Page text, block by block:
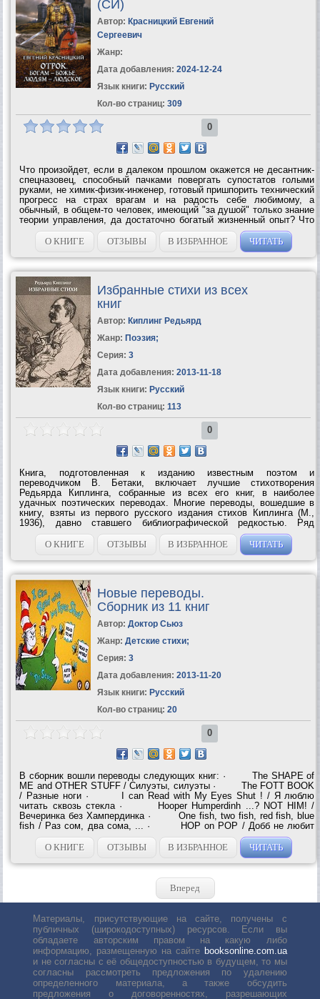
(СИ)
Автор: Красницкий Евгений
Сергеевич
Жанр:
Дата добавления: 2024-12-24
Язык книги: Русский
Кол-во страниц: 309
0
Что произойдет, если в далеком прошлом окажется не десантник-
спецназовец, способный пачками повергать супостатов голыми
руками, не химик-физик-инженер, готовый пришпорить технический
прогресс на страх врагам и на радость себе любимому, а
обычный, в общем-то человек, имеющий "зa душой" только знание
теории управления, да достаточно богатый жизненный опыт? Что
будет, если он окажется в теле не князя, не богатыря, а подростка
О КНИГЕ ОТЗЫВЫ В ИЗБРАННОЕ ЧИТАТЬ
Избранные стихи из всех
книг
Автор: Киплинг Редьярд
Жанр: Поэзия;
Серия: 3
Дата добавления: 2013-11-18
Язык книги: Русский
Кол-во страниц: 113
0
Книга, подготовленная к изданию известным поэтом и
переводчиком В. Бетаки, включает лучшие стихотворения
Редьярда Киплинга, собранные из всех его книг, в наиболее
удачных поэтических переводах. Многие переводы, вошедшие в
книгу, взяты из первого русского издания стихов Киплинга (М.,
1936), давно ставшего библиографической редкостью. Ряд
переводов Г. Бена и В. Бетаки публикуются по парижской книжке
1986 г., также ставшей...
О КНИГЕ ОТЗЫВЫ В ИЗБРАННОЕ ЧИТАТЬ
Новые переводы.
Сборник из 11 книг
Автор: Доктор Сьюз
Жанр: Детские стихи;
Серия: 3
Дата добавления: 2013-11-20
Язык книги: Русский
Кол-во страниц: 20
0
В сборник вошли переводы следующих книг: · The SHAPE of
ME and OTHER STUFF / Силуэты, силуэты · The FOTT BOOK
/ Разные ноги · I can Read with My Eyes Shut ! / Я люблю
читать сквозь стекла · Hooper Humperdinh ...? NOT HIM! /
Вечеринка без Хампердинка · One fish, two fish, red fish, blue
fish / Раз сом, два сома, ... · HOP on POP / Добб не любит
хоп-хоп-хоп · Mr. Brown can MOO! Can you? / Мистер Браун -
чудак · There's a WOCKET in my POCKET! / Кто живет в моем
О КНИГЕ ОТЗЫВЫ В ИЗБРАННОЕ ЧИТАТЬ
Вперед
Материалы, присутствующие на сайте, получены с
публичных (широкодоступных) ресурсов. Если вы
обладаете авторским правом на какую либо
информацию, размещенную на сайте booksonline.com.ua
и не согласны с её общедоступностью в будущем, то мы
согласны рассмотреть предложения по удалению
определенного материала, а также обсудить
предложения о договоренностях, разрешающих